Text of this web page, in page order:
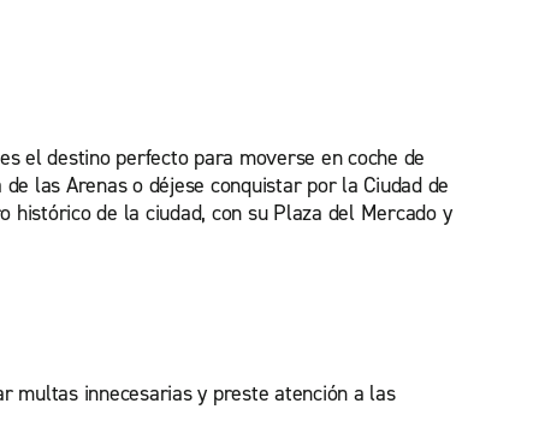
el destino perfecto para moverse en coche de
las Arenas o déjese conquistar por la Ciudad de
histórico de la ciudad, con su Plaza del Mercado y
multas innecesarias y preste atención a las